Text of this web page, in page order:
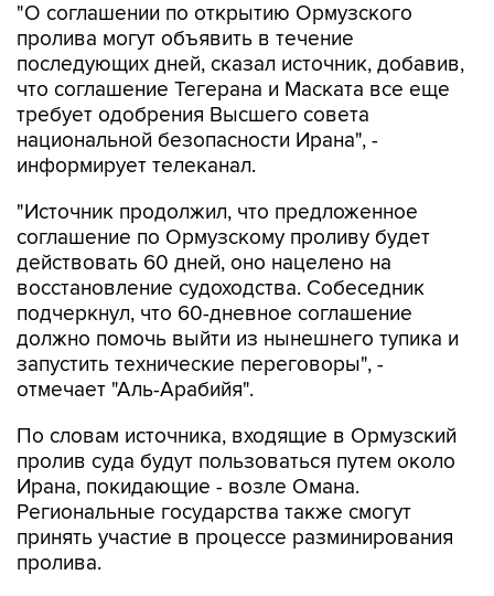
"О соглашении по открытию Ормузского
пролива могут объявить в течение
последующих дней, сказал источник, добавив,
что соглашение Тегерана и Маската все еще
требует одобрения Высшего совета
национальной безопасности Ирана", -
информирует телеканал.
"Источник продолжил, что предложенное
соглашение по Ормузскому проливу будет
действовать 60 дней, оно нацелено на
восстановление судоходства. Собеседник
подчеркнул, что 60-дневное соглашение
должно помочь выйти из нынешнего тупика и
запустить технические переговоры", -
отмечает "Аль-Арабийя".
По словам источника, входящие в Ормузский
пролив суда будут пользоваться путем около
Ирана, покидающие - возле Омана.
Региональные государства также смогут
принять участие в процессе разминирования
пролива.